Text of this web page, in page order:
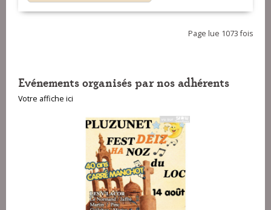
Page lue 1073 fois
Evénements organisés par nos adhérents
Votre affiche ici